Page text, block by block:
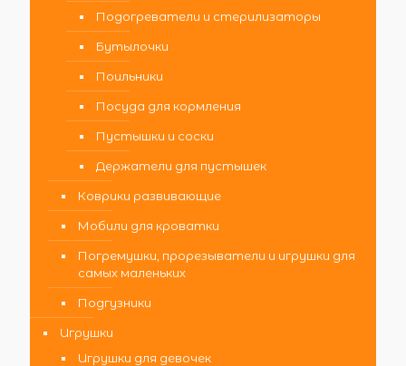
Подогреватели и стерилизаторы
Бутылочки
Поильники
Посуда для кормления
Пустышки и соски
Держатели для пустышек
Коврики развивающие
Мобили для кроватки
Погремушки, прорезыватели и игрушки для
самых маленьких
Подгузники
Игрушки
Игрушки для девочек